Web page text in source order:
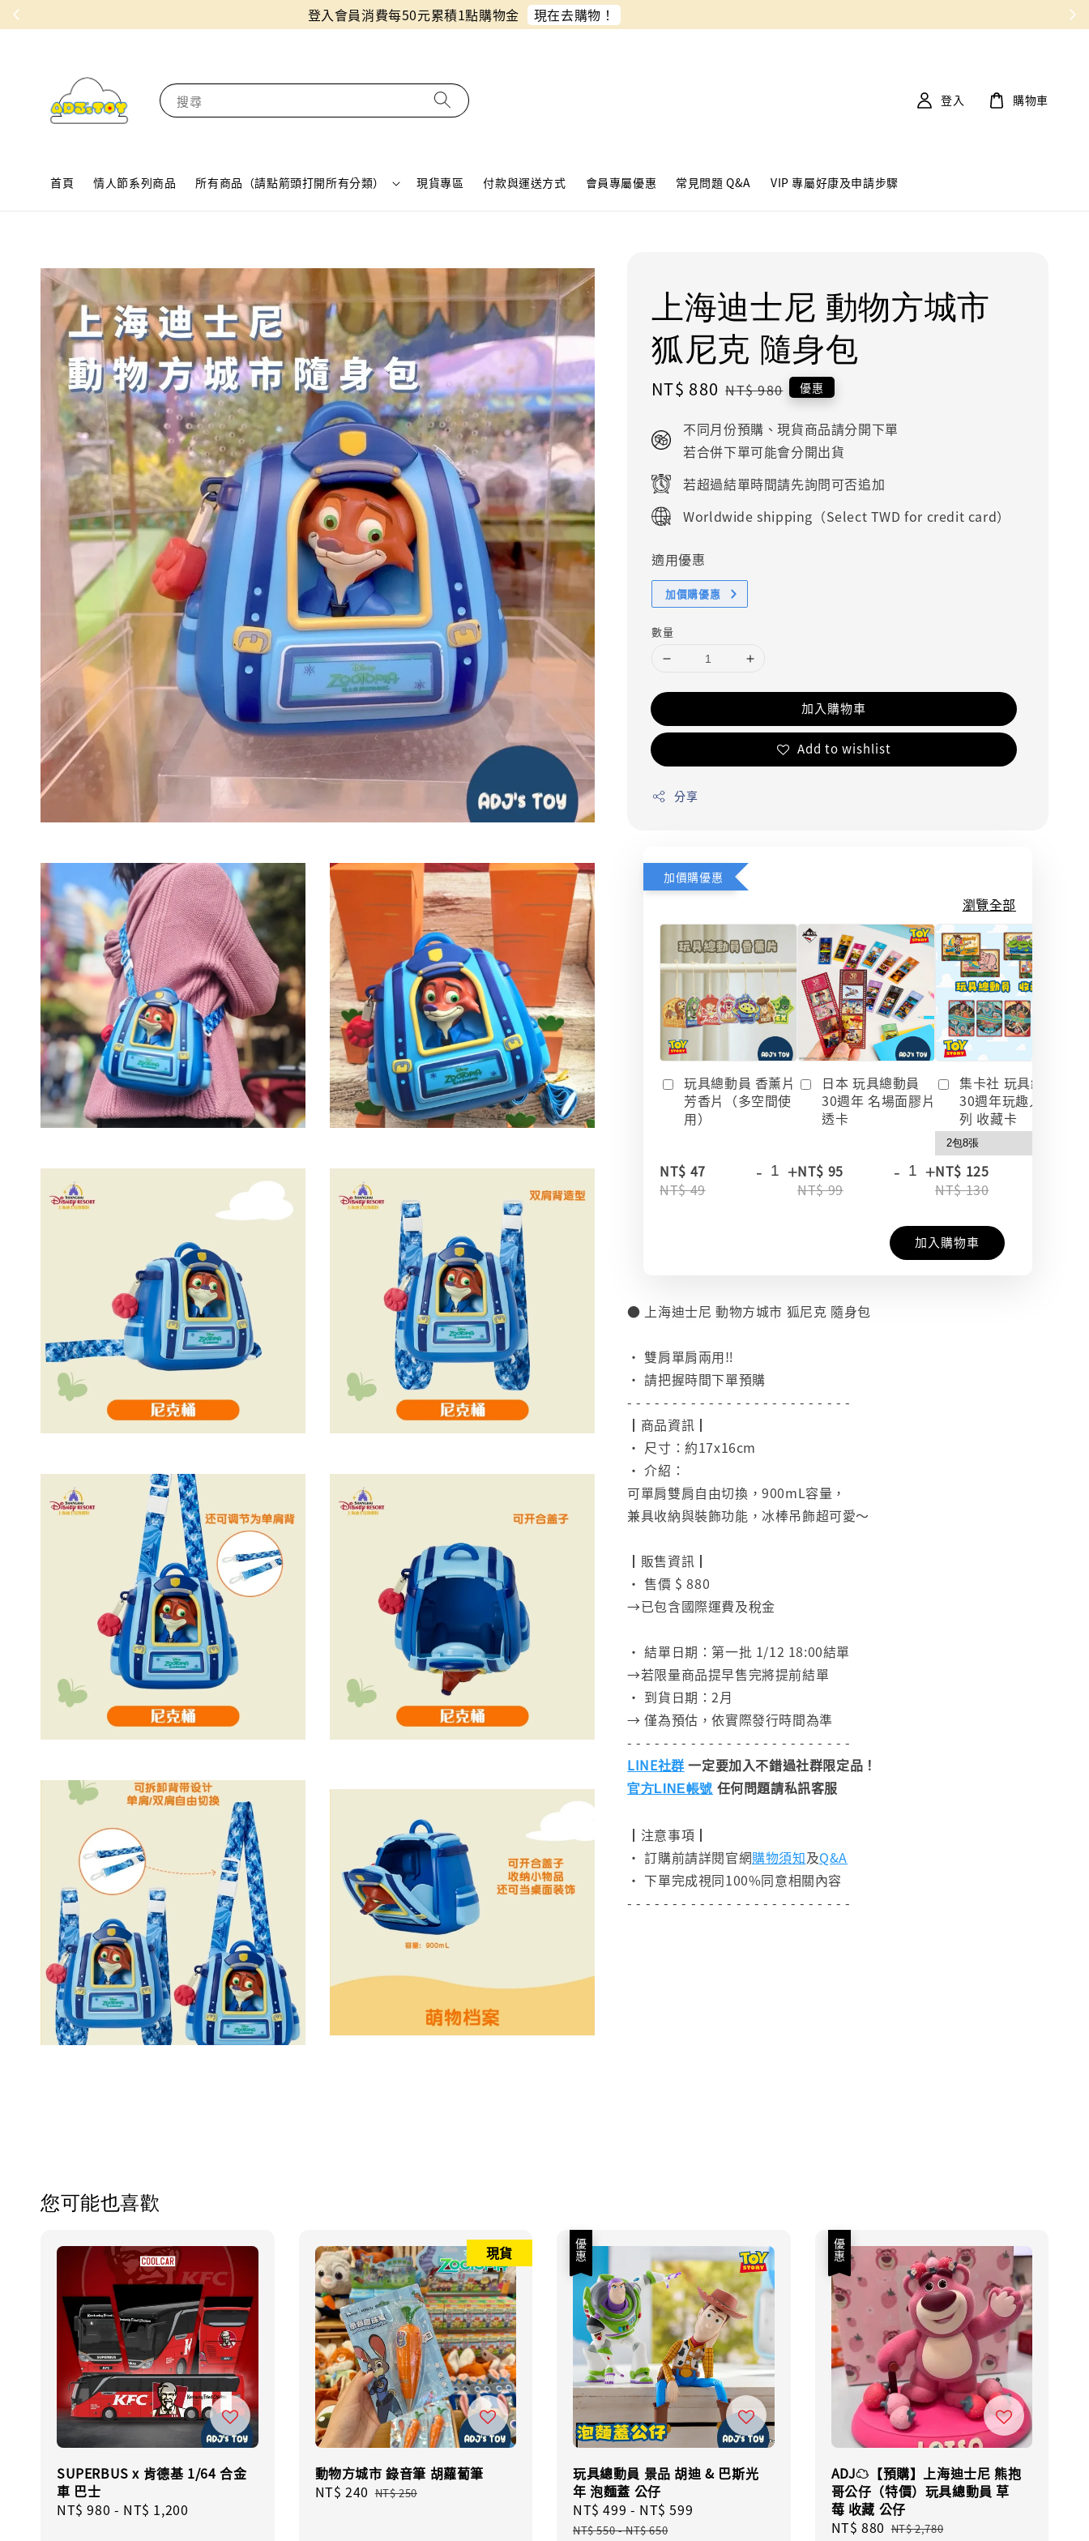
同月份預購單免費合併！只需付一筆運費
搜尋
首頁 情人節系列商品 所有商品（請點箭頭打開所有分類） 現貨專區 付款與運送方式 會員專屬優惠 常見問題 Q&A VIP 專屬好康及申請步驟
登入 購物車
上海迪士尼 動物方城市
狐尼克 隨身包
Sale
NT$ 880 Regular
NT$ 980 優惠
不同月份預購、現貨商品請分開下單
若合併下單可能會分開出貨
若超過結單時間請先詢問可否追加
Worldwide shipping（Select TWD for credit card）
適用優惠
加價購優惠
數量
加入購物車
Add to wishlist
分享
加價購優惠
瀏覽全部
玩具總動員 香薰片
芳香片（多空間使
用）
NT$ 47
NT$ 49
- +
日本 玩具總動員
30週年 名場面膠片
透卡
NT$ 95
NT$ 99
- +
集卡社 玩具總動員
30週年玩趣人生系
列 收藏卡
NT$ 125
NT$ 130
加入購物車
● 上海迪士尼 動物方城市 狐尼克 隨身包
• 雙肩單肩兩用‼️
• 請把握時間下單預購
- - - - - - - - - - - - - - - - - - - - - - - - -
┃商品資訊┃
• 尺寸：約17x16cm
• 介紹：
可單肩雙肩自由切換，900mL容量，
兼具收納與裝飾功能，冰棒吊飾超可愛～
┃販售資訊┃
• 售價 $ 880
→已包含國際運費及稅金
• 結單日期：第一批 1/12 18:00結單
→若限量商品提早售完將提前結單
• 到貨日期：2月
→ 僅為預估，依實際發行時間為準
- - - - - - - - - - - - - - - - - - - - - - - - -
LINE社群 一定要加入不錯過社群限定品！
官方LINE帳號 任何問題請私訊客服
┃注意事項┃
• 訂購前請詳閱官網購物須知及Q&A
• 下單完成視同100%同意相關內容
- - - - - - - - - - - - - - - - - - - - - - - - -
您可能也喜歡
SUPERBUS x 肯德基 1/64 合金
車 巴士
Regular
NT$ 980 - NT$ 1,200
現貨
動物方城市 錄音筆 胡蘿蔔筆
Sale
NT$ 240 Regular
NT$ 250
優惠
玩具總動員 景品 胡迪 & 巴斯光
年 泡麵蓋 公仔
Sale
price
NT$ 499 - NT$ 599
NT$ 550-NT$ 650
優惠
ADJ☁️【預購】上海迪士尼 熊抱
哥公仔（特價）玩具總動員 草
莓 收藏 公仔
Sale
NT$ 880 Regular
NT$ 2,780